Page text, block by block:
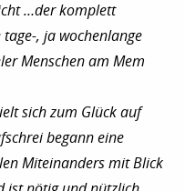
…der komplett
, ja wochenlange
Menschen am Mem
sich zum Glück auf
begann eine
Miteinanders mit Blick